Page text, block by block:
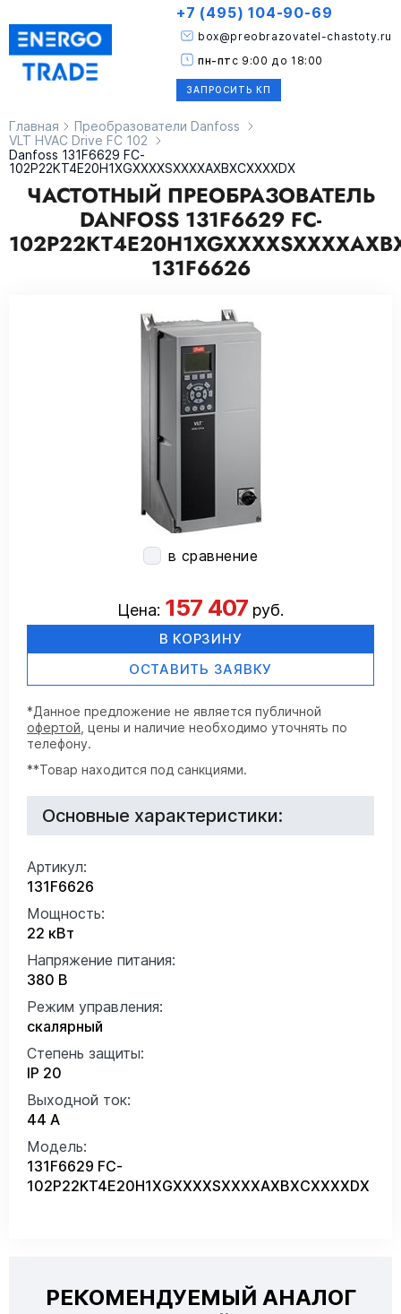
ЗАПРОСИТЬ КП
box@preobrazovatel-chastoty.ru
+7 (495) 104-90-69
пн-пт с 9:00 до 18:00
Главная
Преобразователи Danfoss
VLT HVAC Drive FC 102
Danfoss 131F6629 FC-
102P22KT4E20H1XGXXXXSXXXXAXBXCXXXXDX
ЧАСТОТНЫЙ ПРЕОБРАЗОВАТЕЛЬ
DANFOSS 131F6629 FC-
131F6626
в сравнение
Цена: 157 407 руб.
В КОРЗИНУ
ОСТАВИТЬ ЗАЯВКУ
*Данное предложение не является публичной
офертой , цены и наличие необходимо уточнять по
телефону.
**Товар находится под санкциями.
Основные характеристики:
Артикул:
131F6626
Мощность:
22 кВт
Напряжение питания:
380 В
Режим управления:
скалярный
Степень защиты:
IP 20
Выходной ток:
44 А
Модель:
131F6629 FC-
102P22KT4E20H1XGXXXXSXXXXAXBXCXXXXDX
РЕКОМЕНДУЕМЫЙ АНАЛОГ